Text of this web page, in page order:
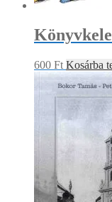
600 Ft Kosárba